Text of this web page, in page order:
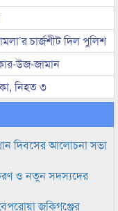
চার্জশীট দিল পুলিশ
উজ-জামান
নিহত ৩
দিবসের আলোচনা সভা
ও নতুন সদস্যদের
জকিগঞ্জের